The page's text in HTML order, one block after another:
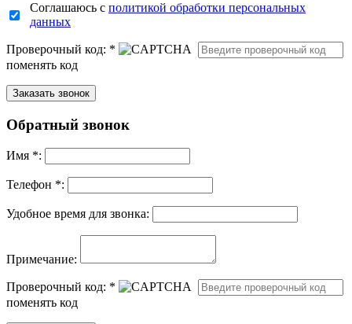
Соглашаюсь с политикой обработки персональных
данных
Проверочный код: *
поменять код
Обратный звонок
Имя *:
Телефон *:
Удобное время для звонка:
Примечание:
Проверочный код: *
поменять код